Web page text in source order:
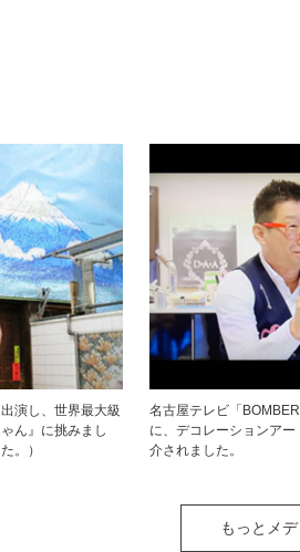
演し、世界最大級
ん』に挑みまし
。）
名古屋テレビ「
に、デコレーションア
介されました。
もっとメ